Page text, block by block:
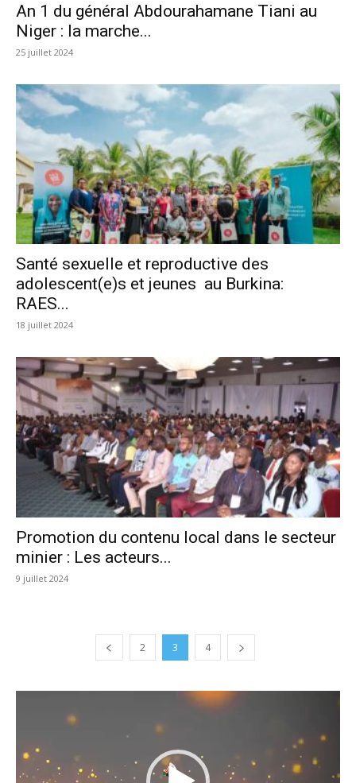
An 1 du général Abdourahamane Tiani au
Niger : la marche...
25 juillet 2024
Santé sexuelle et reproductive des
adolescent(e)s et jeunes au Burkina:
RAES...
18 juillet 2024
Promotion du contenu local dans le secteur
minier : Les acteurs...
9 juillet 2024
2 3 4